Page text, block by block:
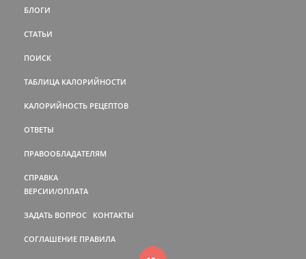
БЛОГИ
СТАТЬИ
ПОИСК
ТАБЛИЦА КАЛОРИЙНОСТИ
КАЛОРИЙНОСТЬ РЕЦЕПТОВ
ОТВЕТЫ
ПРАВООБЛАДАТЕЛЯМ
СПРАВКА
ВЕРСИИ/ОПЛАТА
ЗАДАТЬ ВОПРОС КОНТАКТЫ
СОГЛАШЕНИЕ ПРАВИЛА